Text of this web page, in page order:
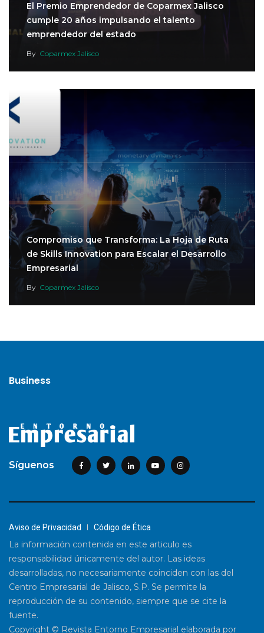
El Premio Emprendedor de Coparmex Jalisco
cumple 20 años impulsando el talento
emprendedor del estado
By Coparmex Jalisco
Compromiso que Transforma: La Hoja de Ruta
de Skills Innovation para Escalar el Desarrollo
Empresarial
By Coparmex Jalisco
Business
Síguenos
Aviso de Privacidad Código de Ética
La información contenida en este articulo es
responsabilidad únicamente del autor. Las ideas
desarrolladas, no necesariamente coinciden con las del
Centro Empresarial de Jalisco, S.P. Se permite la
reproducción de su contenido, siempre que se cite la
fuente.
Copyright © Revista Entorno Empresarial elaborada por